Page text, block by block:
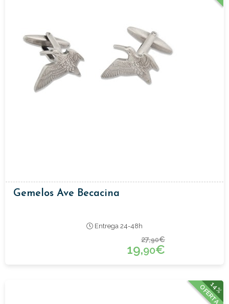
Gemelos Ave Becacina
Entrega 24-48h
27,90€
19,90€
14%
OFERTA